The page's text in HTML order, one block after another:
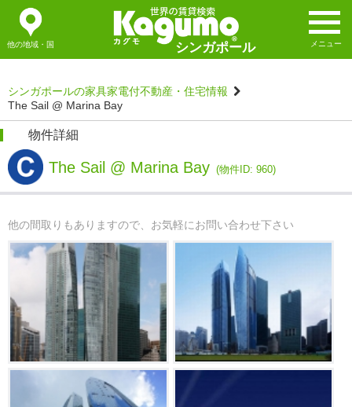
シンガポール
他の地域・国 メニュー
シンガポールの家具家電付不動産・住宅情報
The Sail @ Marina Bay
物件詳細
The Sail @ Marina Bay (物件ID: 960)
他の間取りもありますので、お気軽にお問い合わせ下さい